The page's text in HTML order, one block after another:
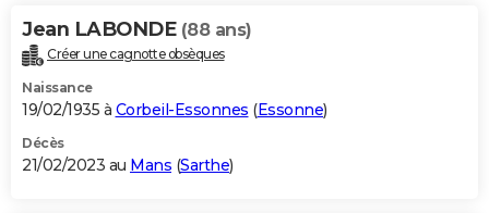
Jean LABONDE (88 ans)
Créer une cagnotte obsèques
Naissance
19/02/1935 à Corbeil-Essonnes (Essonne)
Décès
21/02/2023 au Mans (Sarthe)